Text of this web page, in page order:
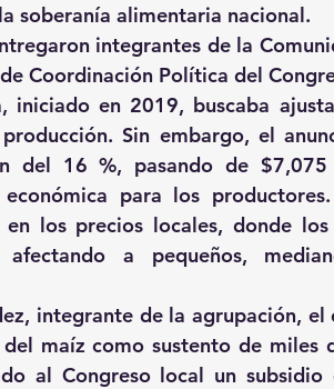
soberanía alimentaria nacional.
integrantes de la
Coordinación Política del
iniciado en 2019, buscaba
Sin embargo, el
del 16 %, pasando de
para los
los precios locales, donde
a pequeños,
integrante de la agrupación,
maíz como sustento de miles
al Congreso local un